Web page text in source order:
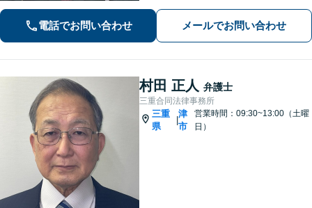
ます。【分割払い利用可】【当日・夜
間の面談可】【完全個室で対応】
電話でお問い合わせ メールでお問い合わせ
村田 正人 弁護士
三重合同法律事務所
三重
県
津
市
営業時間：09:30~13:00（土曜
日）